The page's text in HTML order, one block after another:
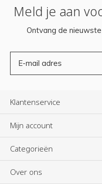
Meld je aan
Ontvang de
Klantenservice
Mijn account
Categorieën
Over ons